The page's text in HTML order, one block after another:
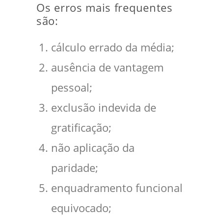
Os erros mais frequentes
são:
cálculo errado da média;
ausência de vantagem
pessoal;
exclusão indevida de
gratificação;
não aplicação da
paridade;
enquadramento funcional
equivocado;